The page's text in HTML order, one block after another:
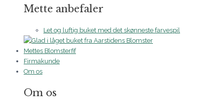
Mette anbefaler
Let og luftig buket med det skønneste farvespil
Mettes Blomsterfif
Firmakunde
Om os
Om os